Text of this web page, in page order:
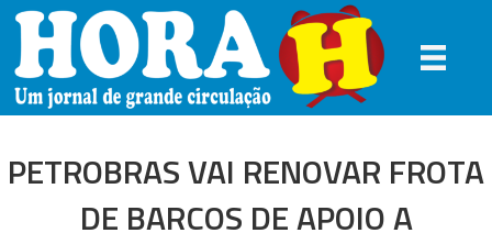
PETROBRAS VAI RENOVAR FROTA
DE BARCOS DE APOIO A